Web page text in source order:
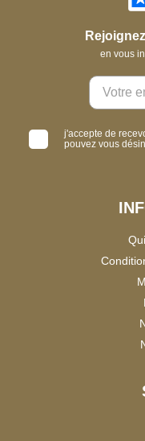
en vous
j'accepte de
pouvez vous